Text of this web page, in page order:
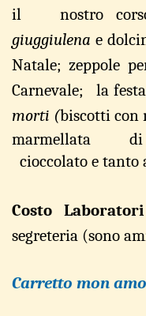
il nostro
giuggiulena ed
Natale; zeppole
Carnevale; la
morti (biscotti con
marmellata di
cioccolato e tanto
Costo
segreteria (sono
Carretto mon amo